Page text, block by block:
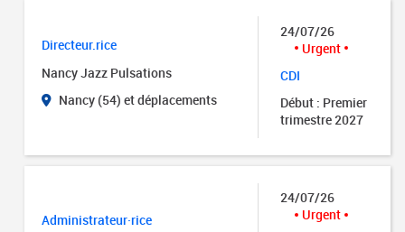
Directeur.rice
Nancy Jazz Pulsations
Nancy (54) et déplacements
24/07/26
Urgent
CDI
Début : Premier
trimestre 2027
Administrateur·rice
24/07/26
Urgent